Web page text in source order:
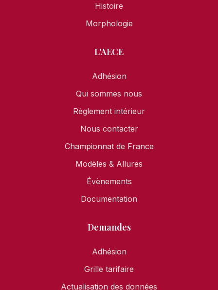
Histoire
Morphologie
L'AECE
Adhésion
Qui sommes nous
Règlement intérieur
Nous contacter
Championnat de France
Modèles & Allures
Évènements
Documentation
Demandes
Adhésion
Grille tarifaire
Actualisation des données